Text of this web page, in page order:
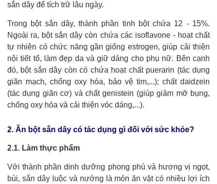
sắn dây để tích trữ lâu ngày.
Trong bột sắn dây, thành phần tinh bột chứa 12 - 15%.
Ngoài ra, bột sắn dây còn chứa các isoflavone - hoạt chất
tự nhiên có chức năng gần giống estrogen, giúp cải thiện
nội tiết tố, làm đẹp da và giữ dáng cho phụ nữ. Bên cạnh
đó, bột sắn dây còn có chứa hoạt chất puerarin (tác dụng
giãn mạch, chống oxy hóa, bảo vệ tim,...); chất daidzein
(tác dụng giãn cơ) và chất genistein (giúp giảm mỡ bụng,
chống oxy hóa và cải thiện vóc dáng,...).
2. Ăn bột sắn dây có tác dụng gì đối với sức khỏe?
2.1. Làm thực phẩm
Với thành phần dinh dưỡng phong phú và hương vị ngọt,
bùi, sắn dây luộc và nướng là món ăn vặt có nhiều lợi ích